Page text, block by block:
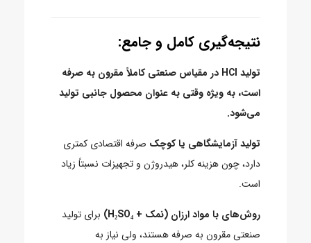
نتیجه‌گیری کامل و جامع:
تولید HCl در مقیاس صنعتی کاملاً مقرون به صرفه
است، به ویژه وقتی به عنوان محصول جانبی تولید
می‌شود.
تولید آزمایشگاهی یا کوچک صرفه اقتصادی کمتری
دارد، چون هزینه کلر، هیدروژن و تجهیزات نسبتاً زیاد
است.
روش‌های با مواد ارزان (نمک + H₂SO₄)
برای تولید
صنعتی مقرون به صرفه هستند، ولی نیاز به